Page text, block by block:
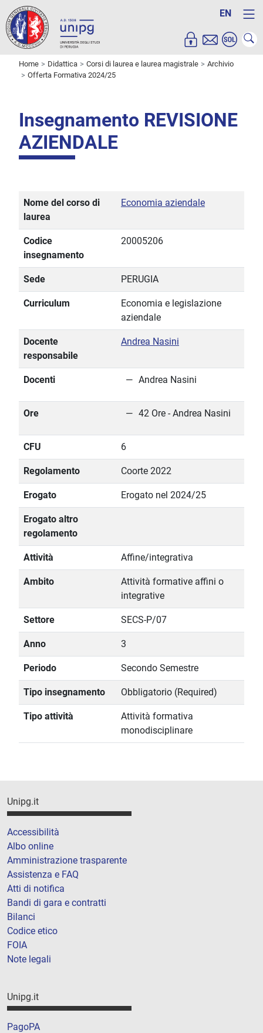
EN
Home Didattica Corsi di laurea e laurea magistrale
Archivio
Offerta Formativa 2024/25
Insegnamento REVISIONE
AZIENDALE
Nome del corso di
laurea
Economia aziendale
Codice
insegnamento
20005206
Sede PERUGIA
Curriculum
Economia e legislazione
aziendale
Docente
responsabile
Andrea Nasini
Docenti Andrea Nasini
Ore 42 Ore - Andrea Nasini
CFU 6
Regolamento Coorte 2022
Erogato Erogato nel 2024/25
Erogato altro
regolamento
Attività Affine/integrativa
Ambito
Attività formative affini o
integrative
Settore SECS-P/07
Anno 3
Periodo Secondo Semestre
Tipo insegnamento Obbligatorio (Required)
Tipo attività
Attività formativa
monodisciplinare
Unipg.it
Accessibilità
Albo online
Amministrazione trasparente
Assistenza e FAQ
Atti di notifica
Bandi di gara e contratti
Bilanci
Codice etico
FOIA
Note legali
Unipg.it
PagoPA